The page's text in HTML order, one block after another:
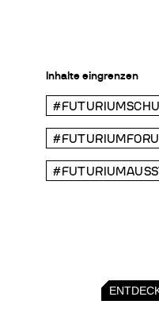
Inhalte eingrenzen